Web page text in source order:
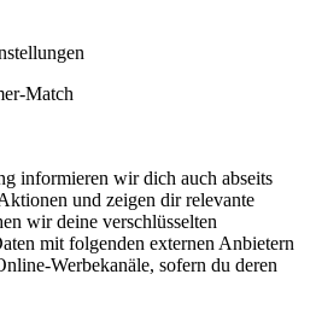
Match
informieren wir dich auch abseits
und zeigen dir relevante
wir deine verschlüsselten
mit folgenden externen Anbietern
Werbekanäle, sofern du deren